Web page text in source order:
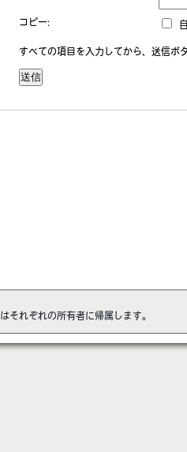
コピー:
すべての項目を入力してから、送信ボ
それぞれの所有者に帰属します。